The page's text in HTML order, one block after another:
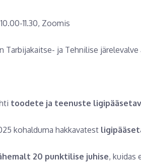
11.30, Zoomis
Tarbijakaitse- ja Tehnilise järelevalve
toodete ja teenuste
kohalduma hakkavatest
20 punktilise juhise, kuidas